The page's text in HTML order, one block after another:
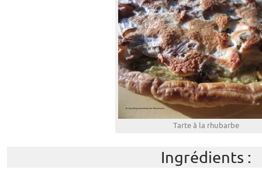
Tarte à la rhubarbe
Ingrédients :